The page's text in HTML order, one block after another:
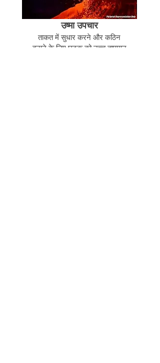
उष्मा उपचार
ताकत में सुधार करने और कठिन
बनाने के लिए घटक को उच्च तापमान